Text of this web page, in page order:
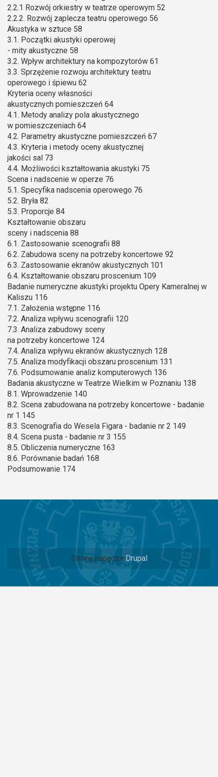
2.2.1 Rozwój orkiestry w teatrze operowym 52
2.2.2. Rozwój zaplecza teatru operowego 56
Akustyka w sztuce 58
3.1. Początki akustyki operowej
- mity akustyczne 58
3.2. Wpływ architektury na kompozytorów 61
3.3. Sprzężenie rozwoju architektury teatru
operowego i śpiewu 62
Kryteria oceny własności
akustycznych pomieszczeń 64
4.1. Metody analizy pola akustycznego
w pomieszczeniach 64
4.2. Parametry akustyczne pomieszczeń 67
4.3. Kryteria i metody oceny akustycznej
jakości sal 73
4.4. Możliwości kształtowania akustyki 75
Scena i nadscenie w operze 76
5.1. Specyfika nadscenia operowego 76
5.2. Bryła 82
5.3. Proporcje 84
Kształtowanie obszaru
sceny i nadscenia 88
6.1. Zastosowanie scenografii 88
6.2. Zabudowa sceny na potrzeby koncertowe 92
6.3. Zastosowanie ekranów akustycznych 101
6.4. Kształtowanie obszaru proscenium 109
Badanie numeryczne akustyki projektu Opery Kameralnej w
Kaliszu 116
7.1. Założenia wstępne 116
7.2. Analiza wpływu scenografii 120
7.3. Analiza zabudowy sceny
na potrzeby koncertowe 124
7.4. Analiza wpływu ekranów akustycznych 128
7.5. Analiza modyfikacji obszaru proscenium 131
7.6. Podsumowanie analiz komputerowych 136
Badania akustyczne w Teatrze Wielkim w Poznaniu 138
8.1. Wprowadzenie 140
8.2. Scena zabudowana na potrzeby koncertowe - badanie
nr 1 145
8.3. Scenografia do Wesela Figara - badanie nr 2 149
8.4. Scena pusta - badanie nr 3 155
8.5. Obliczenia numeryczne 163
8.6. Porównanie badań 168
Podsumowanie 174
Stronę napędza Drupal